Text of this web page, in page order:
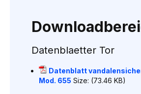
Datenblaetter Tor
Datenblatt
Mod. 655 Size: (73.46 KB)